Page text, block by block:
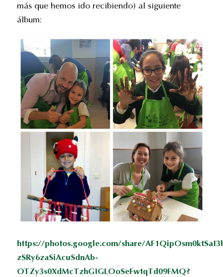
más que hemos ido recibiendo) al siguiente
álbum:
https://photos.google.com/share/
zSRy6zaSiAcuSdnAb-
OTZy3s0XdMcTzhGIGLOoSeFwtqTd09FMQ?